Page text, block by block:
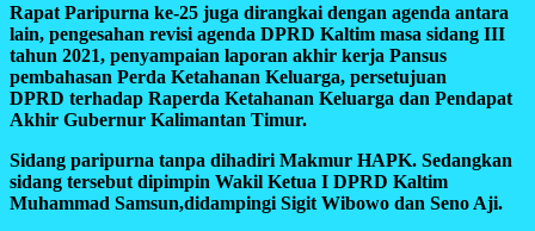
Rapat Paripurna ke-25 juga dirangkai dengan agenda antara
lain, pengesahan revisi agenda DPRD Kaltim masa sidang III
tahun 2021, penyampaian laporan akhir kerja Pansus
pembahasan Perda Ketahanan Keluarga, persetujuan
DPRD terhadap Raperda Ketahanan Keluarga dan Pendapat
Akhir Gubernur Kalimantan Timur.
Sidang paripurna tanpa dihadiri Makmur HAPK. Sedangkan
sidang tersebut dipimpin Wakil Ketua I DPRD Kaltim
Muhammad Samsun,didampingi Sigit Wibowo dan Seno Aji.